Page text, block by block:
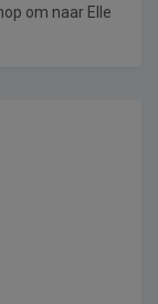
om naar Elle